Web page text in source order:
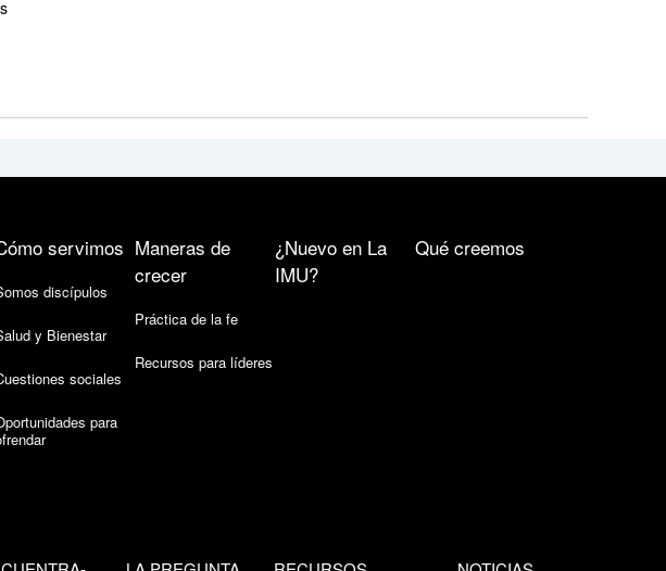
servimos
discípulos
y Bienestar
sociales
para
Maneras de
crecer
Práctica de la fe
Recursos para líderes
¿Nuevo en La
IMU?
Qué creemos